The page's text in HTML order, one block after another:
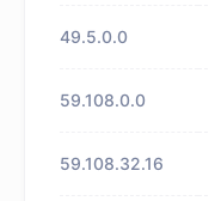
49.5.0.0
59.108.0.0
59.108.32.16